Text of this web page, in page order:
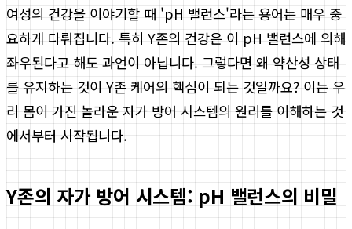
여성의 건강을 이야기할 때 'pH 밸런스'라는 용어는 매우 중
요하게 다뤄집니다. 특히 Y존의 건강은 이 pH 밸런스에 의해
좌우된다고 해도 과언이 아닙니다. 그렇다면 왜 약산성 상태
를 유지하는 것이 Y존 케어의 핵심이 되는 것일까요? 이는 우
리 몸이 가진 놀라운 자가 방어 시스템의 원리를 이해하는 것
에서부터 시작됩니다.
Y존의 자가 방어 시스템: pH 밸런스의 비밀